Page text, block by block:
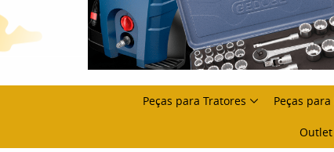
Peças para Tratores Peças